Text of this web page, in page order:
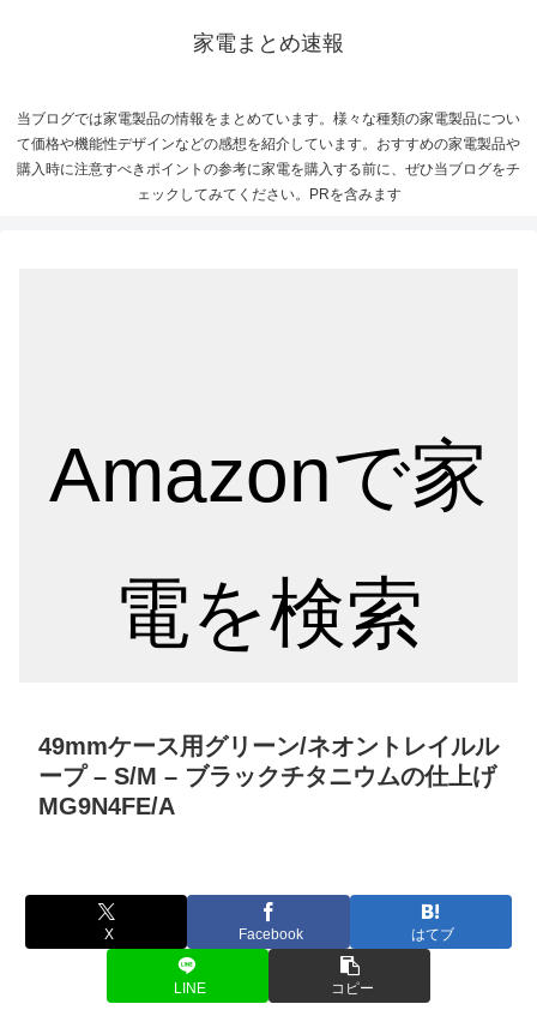
家電まとめ速報
当ブログでは家電製品の情報をまとめています。様々な種類の家電製品につい
て価格や機能性デザインなどの感想を紹介しています。おすすめの家電製品や
購入時に注意すべきポイントの参考に家電を購入する前に、ぜひ当ブログをチ
ェックしてみてください。PRを含みます
Amazonで家
電を検索
49mmケース用グリーン/ネオントレイルル
ープ – S/M – ブラックチタニウムの仕上げ
MG9N4FE/A
X Facebook はてブ
LINE コピー